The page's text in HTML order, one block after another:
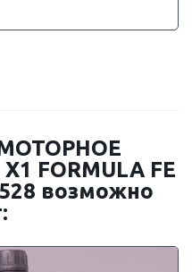
FORMULA FE
возможно